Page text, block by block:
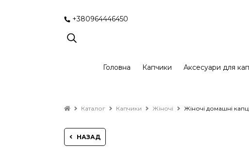
+380964446450
Головна Капчики Аксесуари для
Каталог Капчики Жіночі Жіночі домашні
НАЗАД